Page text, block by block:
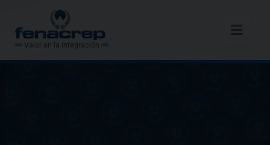
Valor en la Integración